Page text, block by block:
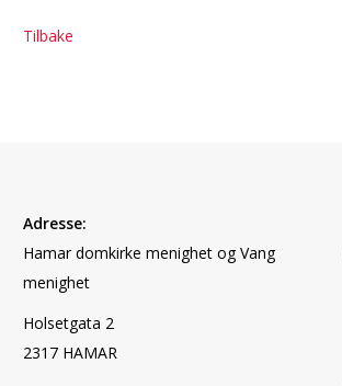
Tilbake
Adresse:
Hamar domkirke menighet og Vang
menighet
Holsetgata 2
2317 HAMAR